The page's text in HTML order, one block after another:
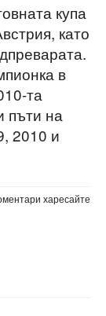
купа
като
в
та
пъти на
2010 и
харесайте